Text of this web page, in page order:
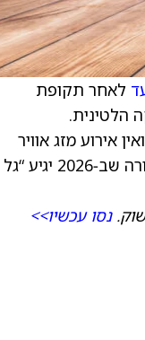
לאחר תקופת
הלטינית.
היצע ואין אירוע מזג אוויר
שמחזק את השווקים “על הרדאר.” JPMorgan “זהירה במיוחד” בשוק הסוכר והאתנול, וסבורה שב‑2026 יגיע “גל
נסו עכשיו>>